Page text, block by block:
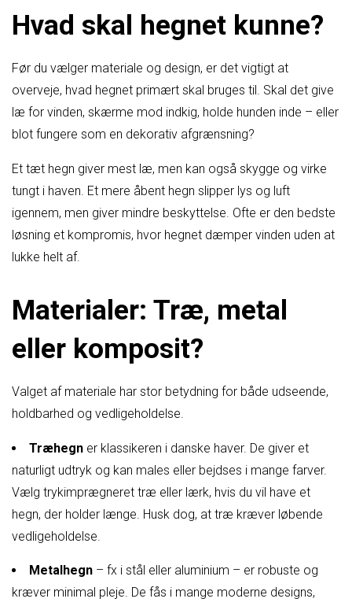
Hvad skal hegnet kunne?
Før du vælger materiale og design, er det vigtigt at
overveje, hvad hegnet primært skal bruges til. Skal det give
læ for vinden, skærme mod indkig, holde hunden inde – eller
blot fungere som en dekorativ afgrænsning?
Et tæt hegn giver mest læ, men kan også skygge og virke
tungt i haven. Et mere åbent hegn slipper lys og luft
igennem, men giver mindre beskyttelse. Ofte er den bedste
løsning et kompromis, hvor hegnet dæmper vinden uden at
lukke helt af.
Materialer: Træ, metal
eller komposit?
Valget af materiale har stor betydning for både udseende,
holdbarhed og vedligeholdelse.
Træhegn er klassikeren i danske haver. De giver et
naturligt udtryk og kan males eller bejdses i mange farver.
Vælg trykimprægneret træ eller lærk, hvis du vil have et
hegn, der holder længe. Husk dog, at træ kræver løbende
vedligeholdelse.
Metalhegn – fx i stål eller aluminium – er robuste og
kræver minimal pleje. De fås i mange moderne designs,